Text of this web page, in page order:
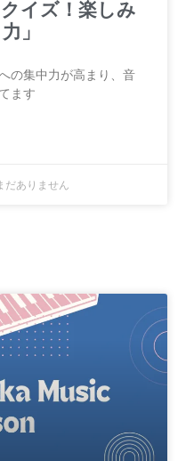
イズ！楽しみ
」
の集中力が高まり、音
ます
だありません